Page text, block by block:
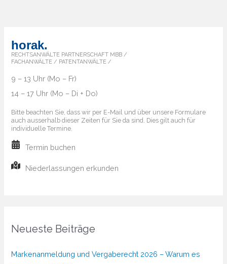
horak.
RECHTSANWÄLTE PARTNERSCHAFT MBB /
FACHANWÄLTE / PATENTANWÄLTE /
9 – 13 Uhr (Mo – Fr)
14 – 17 Uhr (Mo – Di + Do)
Bitte beachten Sie, dass wir per E-Mail und über unsere Formulare
auch ausserhalb dieser Zeiten für Sie da sind. Dies gilt auch für
individuelle Termine.
Termin buchen
Niederlassungen erkunden
Neueste Beiträge
Markenanmeldung und Vergaberecht 2026 – Warum es